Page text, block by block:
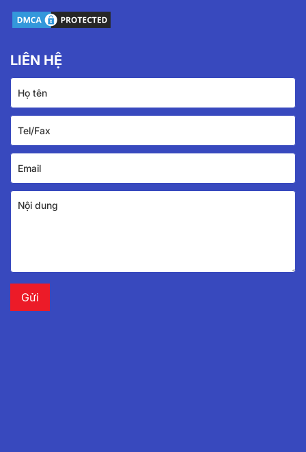
LIÊN HỆ